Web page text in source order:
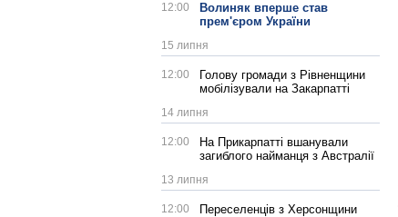
12:00
Волиняк вперше став
прем'єром України
15 липня
12:00
Голову громади з Рівненщини
мобілізували на Закарпатті
14 липня
12:00
На Прикарпатті вшанували
загиблого найманця з Австралії
13 липня
12:00
Переселенців з Херсонщини